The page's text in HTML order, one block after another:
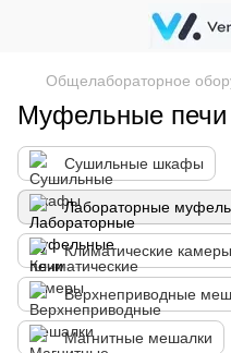
Общелабораторное
Муфельные печи
Сушильные шкафы
Лабораторные
Климатические камеры
Верхнеприводные
Магнитные мешалки